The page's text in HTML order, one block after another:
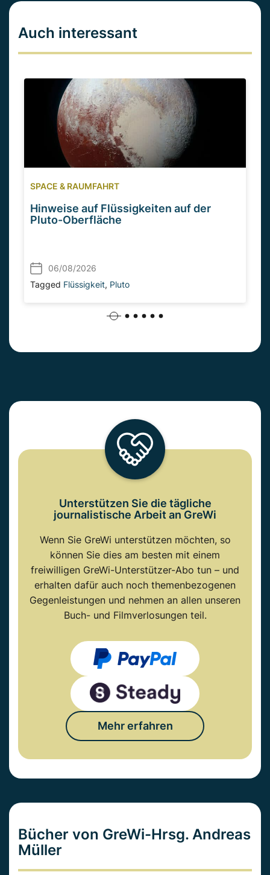
Auch interessant
SPACE & RAUMFAHRT
Hinweise auf Flüssigkeiten auf der
Pluto-Oberfläche
06/08/2026
Tagged Flüssigkeit, Pluto
Unterstützen Sie die tägliche
journalistische Arbeit an GreWi
Wenn Sie GreWi unterstützen möchten, so
können Sie dies am besten mit einem
freiwilligen GreWi-Unterstützer-Abo tun – und
erhalten dafür auch noch themenbezogenen
Gegenleistungen und nehmen an allen unseren
Buch- und Filmverlosungen teil.
Mehr erfahren
Bücher von GreWi-Hrsg. Andreas
Müller